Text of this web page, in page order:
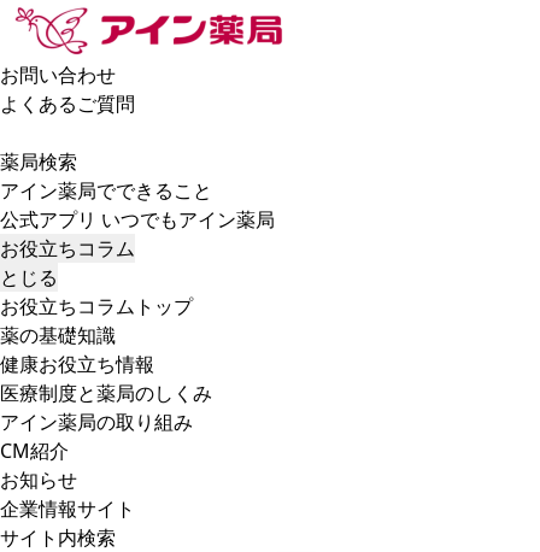
お問い合わせ
よくあるご質問
薬局検索
アイン薬局でできること
公式アプリ いつでもアイン薬局
お役立ちコラム
とじる
お役立ちコラムトップ
薬の基礎知識
健康お役立ち情報
医療制度と薬局のしくみ
アイン薬局の取り組み
CM紹介
お知らせ
企業情報サイト
サイト内検索